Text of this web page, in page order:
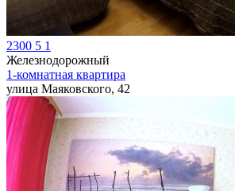
2300 5 1
Железнодорожный
1-комнатная квартира
улица Маяковского, 42